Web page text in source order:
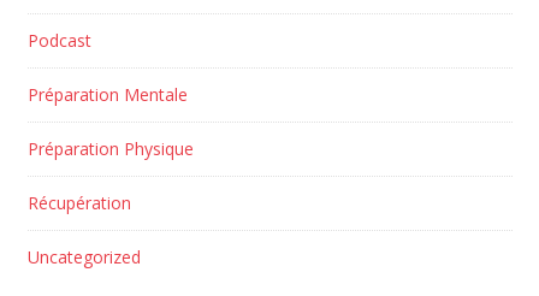
Podcast
Préparation Mentale
Préparation Physique
Récupération
Uncategorized